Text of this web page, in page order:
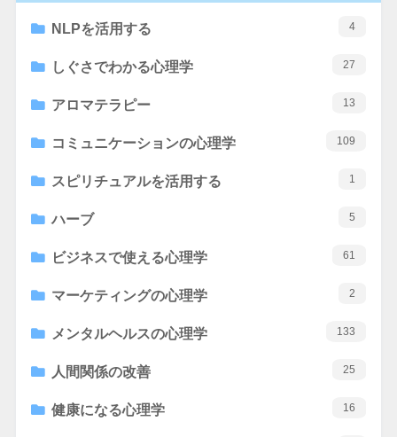
NLPを活用する 4
しぐさでわかる心理学 27
アロマテラピー 13
コミュニケーションの心理学 109
スピリチュアルを活用する 1
ハーブ 5
ビジネスで使える心理学 61
マーケティングの心理学 2
メンタルヘルスの心理学 133
人間関係の改善 25
健康になる心理学 16